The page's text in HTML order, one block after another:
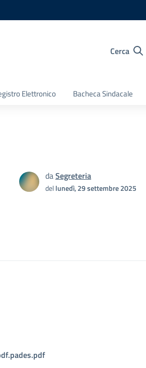
Cerca
Elettronico Bacheca Sindacale
daSegreteria
dellunedì, 29 settembre 2025